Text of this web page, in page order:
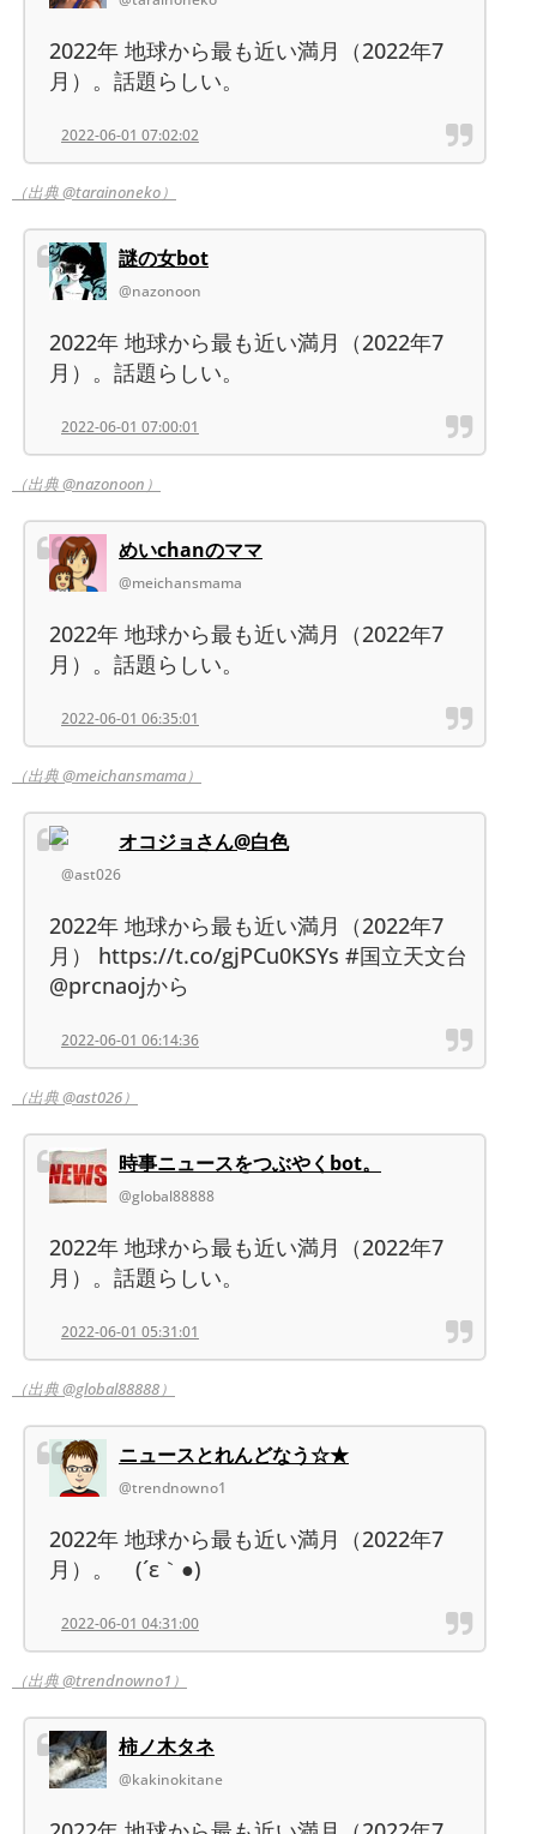
2022年 地球から最も近い満月（2022年7
月）。話題らしい。
2022-06-01 07:02:02
（出典 @tarainoneko）
謎の女bot
@nazonoon
2022年 地球から最も近い満月（2022年7
月）。話題らしい。
2022-06-01 07:00:01
（出典 @nazonoon）
めいchanのママ
@meichansmama
2022年 地球から最も近い満月（2022年7
月）。話題らしい。
2022-06-01 06:35:01
（出典 @meichansmama）
オコジョさん@白色
@ast026
2022年 地球から最も近い満月（2022年7
月） https://t.co/gjPCu0KSYs #国立天文台
@prcnaojから
2022-06-01 06:14:36
（出典 @ast026）
時事ニュースをつぶやくbot。
@global88888
2022年 地球から最も近い満月（2022年7
月）。話題らしい。
2022-06-01 05:31:01
（出典 @global88888）
ニュースとれんどなう☆★
@trendnowno1
2022年 地球から最も近い満月（2022年7
月）。ゞ(´ε｀●)
2022-06-01 04:31:00
（出典 @trendnowno1）
柿ノ木タネ
@kakinokitane